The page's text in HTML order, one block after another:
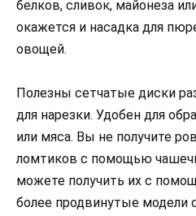
белков, сливок, майонеза
окажется и насадка для
овощей.
Полезны сетчатые диски
для нарезки. Удобен для
или мяса. Вы не получите
ломтиков с помощью
можете получить их с
более продвинутые модели